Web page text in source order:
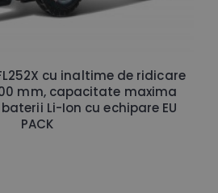
cu inaltime de ridicare
mm, capacitate maxima
Li-Ion cu echipare EU
PACK